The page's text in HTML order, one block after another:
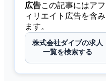
広告この記事にはアフ
ィリエイト広告を含み
ます。
株式会社ダイブの求人
一覧を検索する